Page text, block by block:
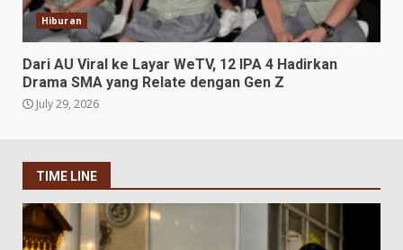
Hiburan
Dari AU Viral ke Layar WeTV, 12 IPA 4 Hadirkan
Drama SMA yang Relate dengan Gen Z
July 29, 2026
TIME LINE